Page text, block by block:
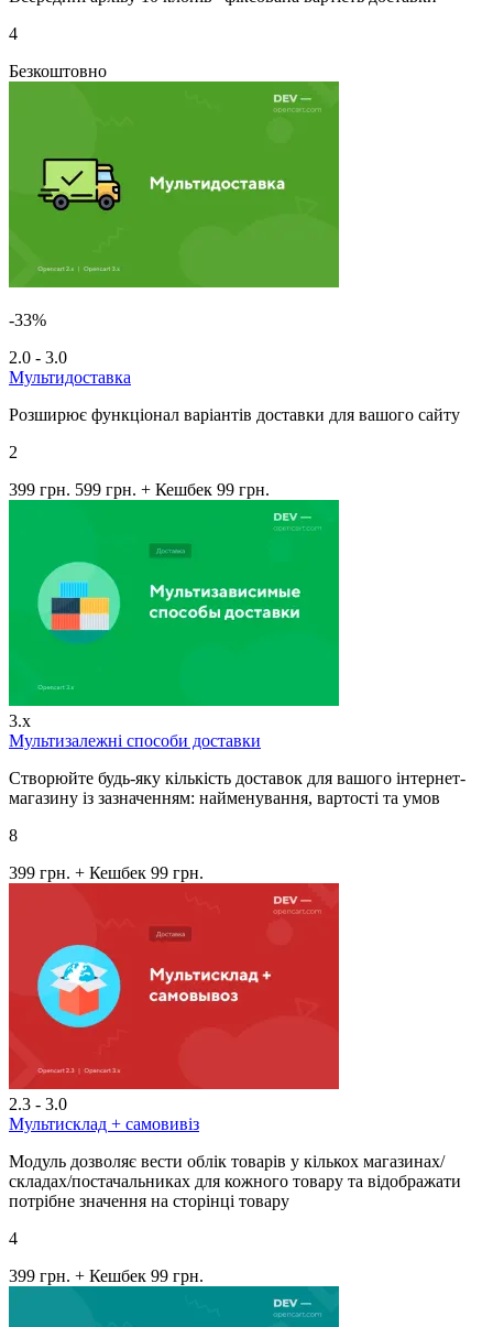
4
Безкоштовно
-33%
2.0 - 3.0
Мультидоставка
Розширює функціонал варіантів доставки для вашого сайту
2
399 грн. 599 грн. + Кешбек 99 грн.
3.x
Мультизалежні способи доставки
Створюйте будь-яку кількість доставок для вашого інтернет-
магазину із зазначенням: найменування, вартості та умов
8
399 грн. + Кешбек 99 грн.
2.3 - 3.0
Мультисклад + самовивіз
Модуль дозволяє вести облік товарів у кількох магазинах/
складах/постачальниках для кожного товару та відображати
потрібне значення на сторінці товару
4
399 грн. + Кешбек 99 грн.